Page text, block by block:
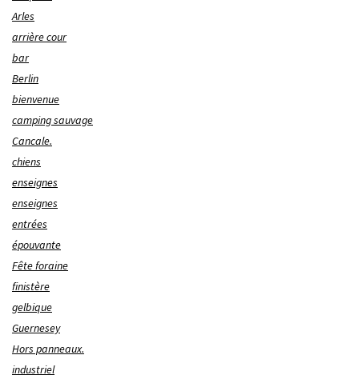
Arles
arrière cour
bar
Berlin
bienvenue
camping sauvage
Cancale.
chiens
enseignes
enseignes
entrées
épouvante
Fête foraine
finistère
gelbique
Guernesey
Hors panneaux.
industriel